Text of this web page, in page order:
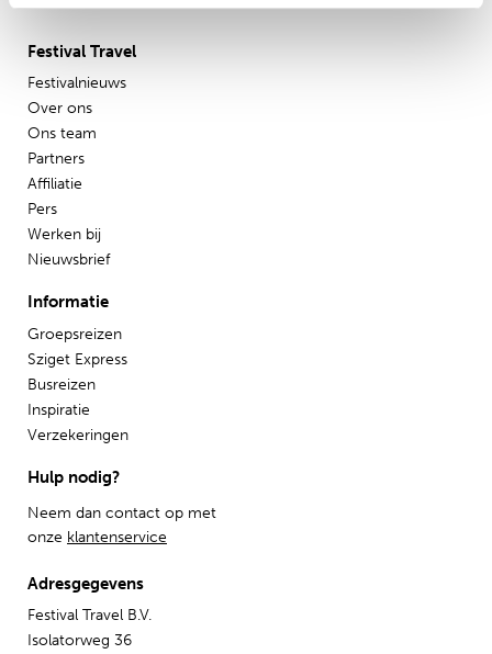
Festival Travel
Festivalnieuws
Over ons
Ons team
Partners
Affiliatie
Pers
Werken bij
Nieuwsbrief
Informatie
Groepsreizen
Sziget Express
Busreizen
Inspiratie
Verzekeringen
Hulp nodig?
Neem dan contact op met
onze klantenservice
Adresgegevens
Festival Travel B.V.
Isolatorweg 36